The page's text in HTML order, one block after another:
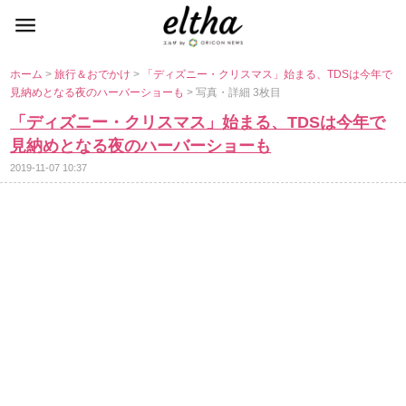
ホーム>旅行＆おでかけ>
「ディズニー・クリスマス」始まる、TDSは今年で
見納めとなる夜のハーバーショーも> 写真・詳細 3枚目
「ディズニー・クリスマス」始まる、TDSは今年で
見納めとなる夜のハーバーショーも
2019-11-07 10:37